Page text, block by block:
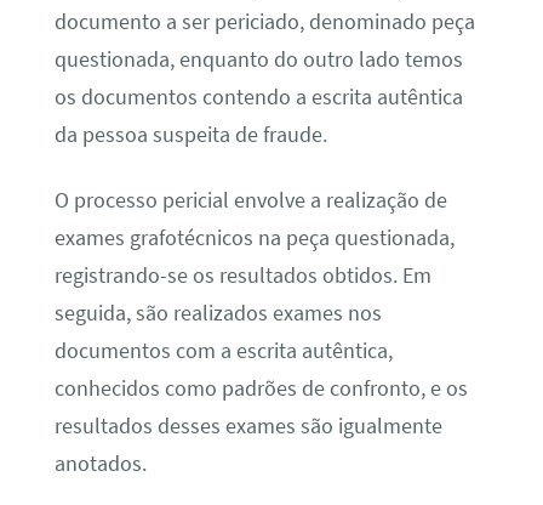
documento a ser periciado, denominado peça
questionada, enquanto do outro lado temos
os documentos contendo a escrita autêntica
da pessoa suspeita de fraude.
O processo pericial envolve a realização de
exames grafotécnicos na peça questionada,
registrando-se os resultados obtidos. Em
seguida, são realizados exames nos
documentos com a escrita autêntica,
conhecidos como padrões de confronto, e os
resultados desses exames são igualmente
anotados.